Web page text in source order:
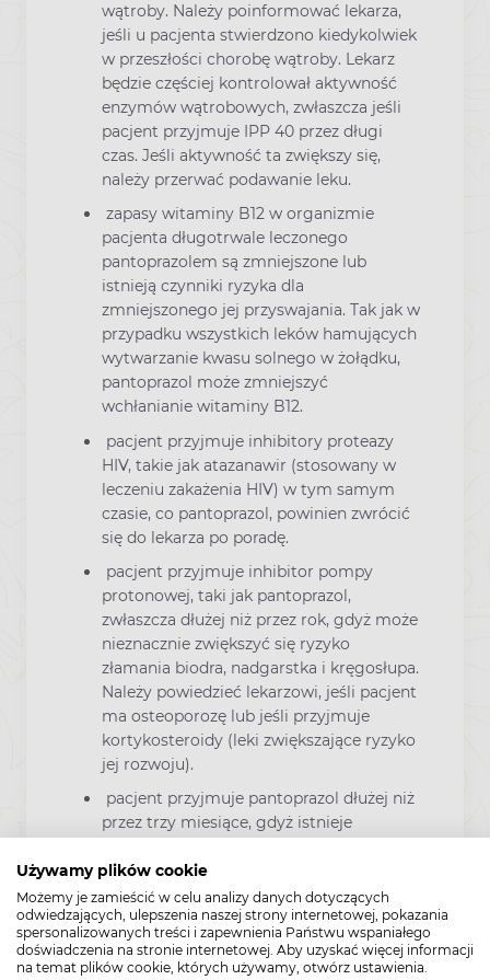
Używamy plików cookie
Możemy je zamieścić w celu analizy danych dotyczących
odwiedzających, ulepszenia naszej strony internetowej, pokazania
spersonalizowanych treści i zapewnienia Państwu wspaniałego
doświadczenia na stronie internetowej. Aby uzyskać więcej informacji
na temat plików cookie, których używamy, otwórz ustawienia.
wątroby. Należy poinformować lekarza,
jeśli u pacjenta stwierdzono kiedykolwiek
w przeszłości chorobę wątroby. Lekarz
będzie częściej kontrolował aktywność
enzymów wątrobowych, zwłaszcza jeśli
pacjent przyjmuje IPP 40 przez długi
czas. Jeśli aktywność ta zwiększy się,
należy przerwać podawanie leku.
zapasy witaminy B12 w organizmie
pacjenta długotrwale leczonego
pantoprazolem są zmniejszone lub
istnieją czynniki ryzyka dla
zmniejszonego jej przyswajania. Tak jak w
przypadku wszystkich leków hamujących
wytwarzanie kwasu solnego w żołądku,
pantoprazol może zmniejszyć
wchłanianie witaminy B12.
pacjent przyjmuje inhibitory proteazy
HIV, takie jak atazanawir (stosowany w
leczeniu zakażenia HIV) w tym samym
czasie, co pantoprazol, powinien zwrócić
się do lekarza po poradę.
pacjent przyjmuje inhibitor pompy
protonowej, taki jak pantoprazol,
zwłaszcza dłużej niż przez rok, gdyż może
nieznacznie zwiększyć się ryzyko
złamania biodra, nadgarstka i kręgosłupa.
Należy powiedzieć lekarzowi, jeśli pacjent
ma osteoporozę lub jeśli przyjmuje
kortykosteroidy (leki zwiększające ryzyko
jej rozwoju).
pacjent przyjmuje pantoprazol dłużej niż
przez trzy miesiące, gdyż istnieje
magnezu we krwi. Małe stężenie
magnezu może objawiać się uczuciem
zmęczenia, mimowolnymi skurczami
mięśni, dezorientacją, drgawkami,
zawrotami głowy lub przyspieszoną